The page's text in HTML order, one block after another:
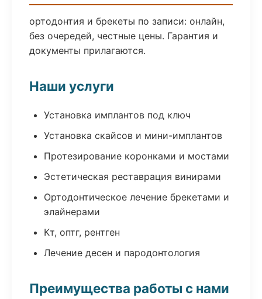
ортодонтия и брекеты по записи: онлайн,
без очередей, честные цены. Гарантия и
документы прилагаются.
Наши услуги
Установка имплантов под ключ
Установка скайсов и мини-имплантов
Протезирование коронками и мостами
Эстетическая реставрация винирами
Ортодонтическое лечение брекетами и
элайнерами
Кт, оптг, рентген
Лечение десен и пародонтология
Преимущества работы с нами